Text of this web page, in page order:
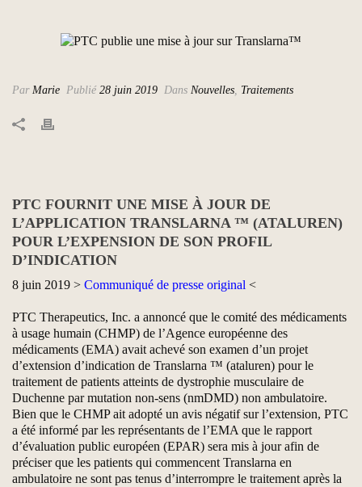
Par Marie Publié 28 juin 2019 Dans Nouvelles, Traitements
PTC FOURNIT UNE MISE À JOUR DE
L’APPLICATION TRANSLARNA ™ (ATALUREN)
POUR L’EXPENSION DE SON PROFIL
D’INDICATION
8 juin 2019 > Communiqué de presse original <
PTC Therapeutics, Inc. a annoncé que le comité des médicaments
à usage humain (CHMP) de l’Agence européenne des
médicaments (EMA) avait achevé son examen d’un projet
d’extension d’indication de Translarna ™ (ataluren) pour le
traitement de patients atteints de dystrophie musculaire de
Duchenne par mutation non-sens (nmDMD) non ambulatoire.
Bien que le CHMP ait adopté un avis négatif sur l’extension, PTC
a été informé par les représentants de l’EMA que le rapport
d’évaluation public européen (EPAR) sera mis à jour afin de
préciser que les patients qui commencent Translarna en
ambulatoire ne sont pas tenus d’interrompre le traitement après la